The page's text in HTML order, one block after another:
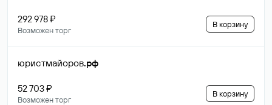
292 978 ₽
Возможен торг
В корзину
юристмайоров.рф
52 703 ₽
Возможен торг
В корзину